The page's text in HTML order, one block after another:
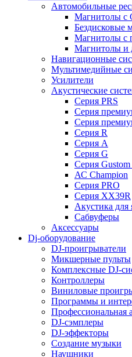
Автомобильные
Магнитолы с
Бездисковые
Магнитолы с
Магнитолы и
Навигационные
Мультимедийные
Усилители
Акустические
Cерия PRS
Cерия
Cерия
Cерия R
Cерия A
Cерия G
Cерия
АС Champion
Cерия PRO
Cерия XX39R
Акустика для
Сабвуферы
Аксессуары
Dj-оборудование
DJ-проигрыватели
Микшерные пульты
Комплексные DJ-
Контроллеры
Виниловые
Программы и
Профессиональная
DJ-сэмплеры
DJ-эффекторы
Создание музыки
Наушники